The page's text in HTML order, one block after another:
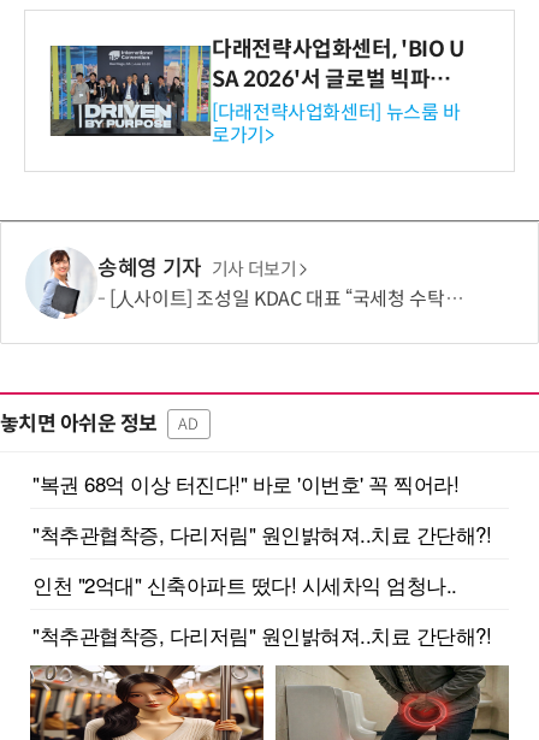
다래전략사업화센터, 'BIO U
SA 2026'서 글로벌 빅파마
와의 비즈니스 미팅 지원…K
-바이오 해외 진출 교두보 확
보
[다래전략사업화센터] 뉴스룸 바
로가기>
송혜영 기자 기사 더보기
[人사이트] 조성일 KDAC 대표 “국세청 수탁은 시작…공공 가상자산 표준 만들겠다”
놓치면 아쉬운 정보 AD